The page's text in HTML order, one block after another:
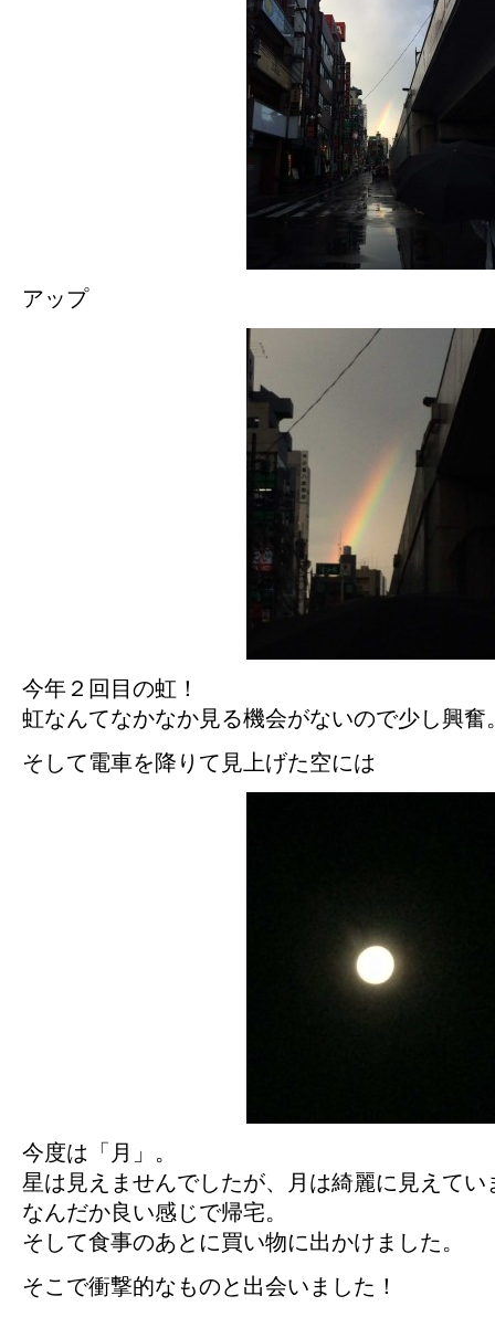
アップ
今年２回目の虹！
虹なんてなかなか見る機会がないので少し興奮
そして電車を降りて見上げた空には
今度は「月」。
星は見えませんでしたが、月は綺麗に見えてい
なんだか良い感じで帰宅。
そして食事のあとに買い物に出かけました。
そこで衝撃的なものと出会いました！